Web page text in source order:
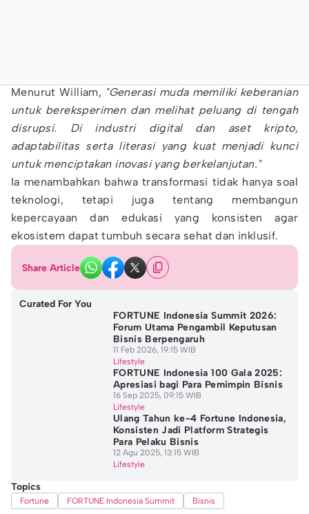
Menurut William, "Generasi muda memiliki keberanian
untuk bereksperimen dan melihat peluang di tengah
disrupsi. Di industri digital dan aset kripto,
adaptabilitas serta literasi yang kuat menjadi kunci
untuk menciptakan inovasi yang berkelanjutan."
Ia menambahkan bahwa transformasi tidak hanya soal
teknologi, tetapi juga tentang membangun
kepercayaan dan edukasi yang konsisten agar
ekosistem dapat tumbuh secara sehat dan inklusif.
Share Article
Curated For You
FORTUNE Indonesia Summit 2026:
Forum Utama Pengambil Keputusan
Bisnis Berpengaruh
11 Feb 2026, 19:15 WIB
Lifestyle
FORTUNE Indonesia 100 Gala 2025:
Apresiasi bagi Para Pemimpin Bisnis
16 Sep 2025, 09:15 WIB
Lifestyle
Ulang Tahun ke-4 Fortune Indonesia,
Konsisten Jadi Platform Strategis
Para Pelaku Bisnis
12 Agu 2025, 13:15 WIB
Lifestyle
Topics
Fortune FORTUNE Indonesia Summit Bisnis